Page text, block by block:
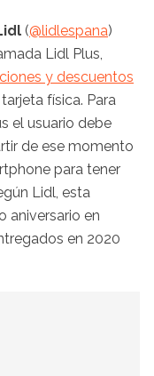
(@lidlespana)
Lidl Plus,
y descuentos
física. Para
el usuario debe
de ese momento
para tener
Lidl, esta
aniversario en
en 2020